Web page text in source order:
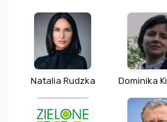
Natalia Rudzka Dominika